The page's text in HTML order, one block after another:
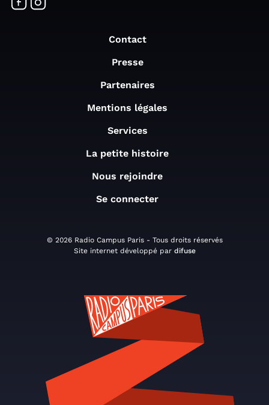
Contact
Presse
Partenaires
Mentions légales
Services
La petite histoire
Nous rejoindre
Se connecter
© 2026 Radio Campus Paris - Tous droits réservés
Site internet développé par difuse